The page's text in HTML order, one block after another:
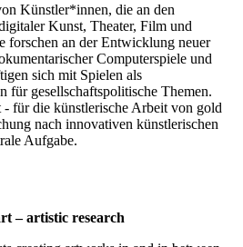
Künstler*innen, die an den
Kunst, Theater, Film und
forschen an der Entwicklung neuer
Computerspiele und
sich mit Spielen als
für gesellschaftspolitische Themen.
- für die künstlerische Arbeit von gold
nach innovativen künstlerischen
Aufgabe.
– artistic research